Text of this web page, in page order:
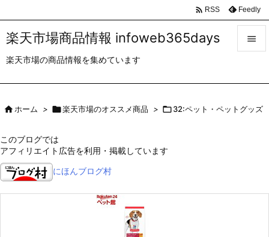
楽天市場商品情報 infoweb365days
楽天市場の商品情報を集めています

サイド
 RSS Feedly
ホーム > 楽天市場のオススメ商品 > 32:ペット・ペットグッズ
このブログでは
アフィリエイト広告を利用・掲載しています
にほんブログ村